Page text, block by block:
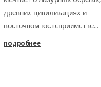
древних цивилизациях и
восточном гостеприимстве…
подробнее